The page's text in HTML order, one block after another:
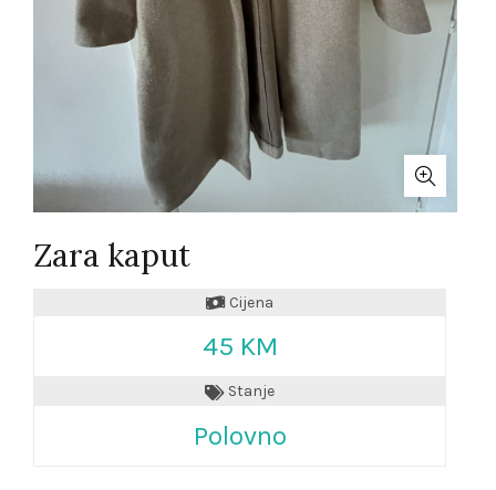
Zara kaput
Cijena
45 KM
Stanje
Polovno